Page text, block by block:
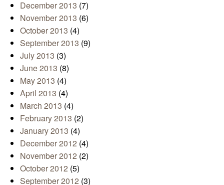
December 2013 (7)
November 2013 (6)
October 2013 (4)
September 2013 (9)
July 2013 (3)
June 2013 (8)
May 2013 (4)
April 2013 (4)
March 2013 (4)
February 2013 (2)
January 2013 (4)
December 2012 (4)
November 2012 (2)
October 2012 (5)
September 2012 (3)